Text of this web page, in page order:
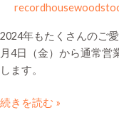
2024年もたくさんのご
月4日（金）から通常営
します。
続きを読む »